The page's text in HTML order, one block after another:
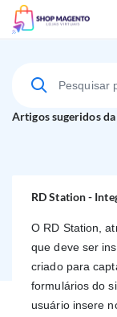
Suporte
Artigos sugeridos
RD Station -
O RD Station,
que deve ser
criado para
formulários do
usuário insere